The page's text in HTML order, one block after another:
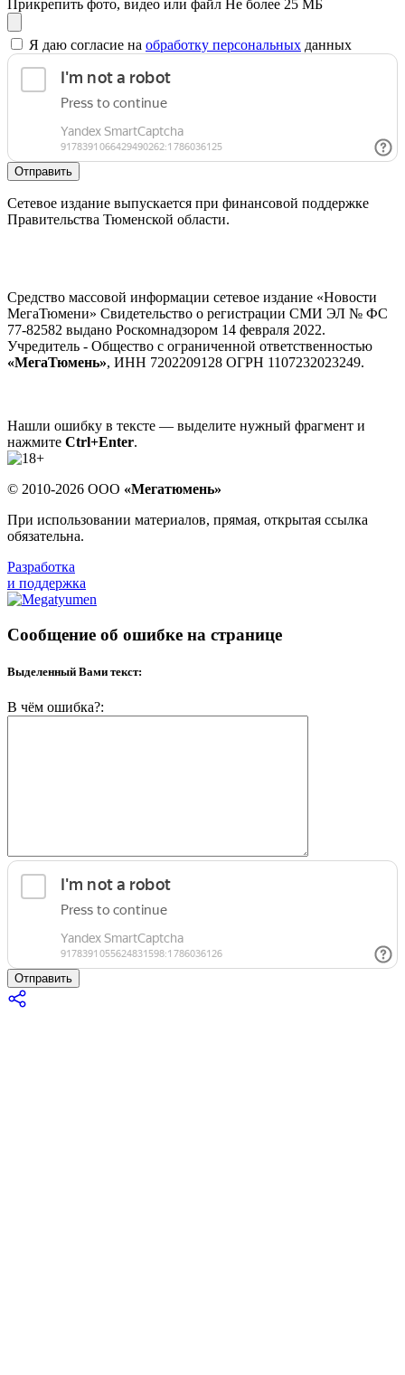
Прикрепить фото, видео или файл Не более 25 МБ
Я даю согласие на обработку персональных данных
Отправить
Сетевое издание выпускается при финансовой поддержке
Правительства Тюменской области.
Средство массовой информации сетевое издание «Новости
МегаТюмени» Свидетельство о регистрации СМИ ЭЛ № ФС
77-82582 выдано Роскомнадзором 14 февраля 2022.
Учредитель - Общество с ограниченной ответственностью
«МегаТюмень», ИНН 7202209128 ОГРН 1107232023249.
Нашли ошибку в тексте — выделите нужный фрагмент и
нажмите Ctrl+Enter.
© 2010-2026 ООО «Мегатюмень»
При использовании материалов, прямая, открытая ссылка
обязательна.
Разработка
и поддержка
Сообщение об ошибке на странице
Выделенный Вами текст:
В чём ошибка?:
Отправить